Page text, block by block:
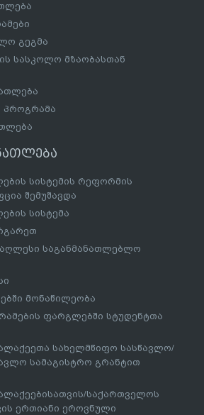
გეგმა
სასკოლო მზაობასთან
პროგრამა
სისტემის რეფორმის
შემუშავდა
სისტემა
საგანმანათლებლო
მონაწილეობა
ფარგლებში სტუდენტთა
სახელმწიფო სასწავლო/
სამაგისტრო გრანტით
საქართველოს
ერთიანი ეროვნული